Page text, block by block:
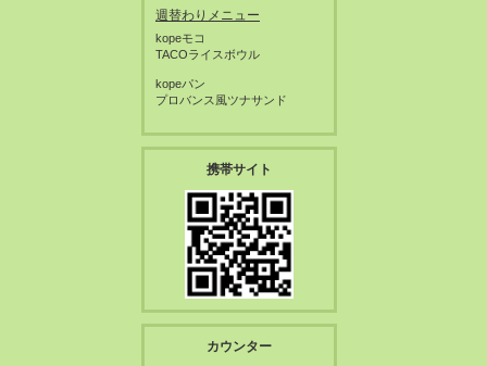
週替わりメニュー
kopeモコ
TACOライスボウル
kopeパン
プロバンス風ツナサンド
携帯サイト
カウンター